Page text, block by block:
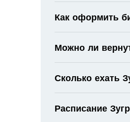
Как оформить
Можно ли
Сколько ехать
Расписание